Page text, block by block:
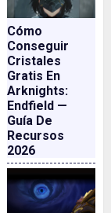
Cómo
Conseguir
Cristales
Gratis En
Arknights:
Endfield —
Guía De
Recursos
2026